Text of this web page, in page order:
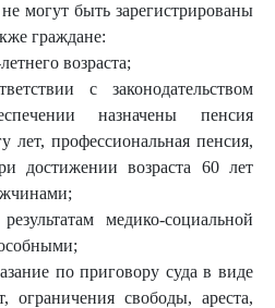
могут быть зарегистрированы
граждане:
возраста;
с законодательством
назначены пенсия
лет, профессиональная пенсия,
достижении возраста 60 лет
медико-социальной
по приговору суда в виде
ограничения свободы, ареста,